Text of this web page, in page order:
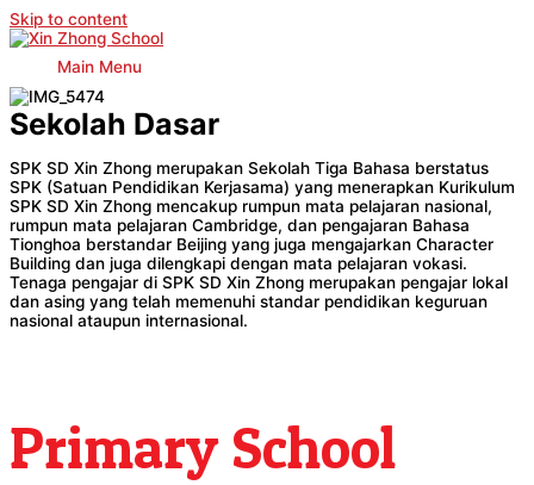
Skip to content
Main Menu
Sekolah Dasar
SPK SD Xin Zhong merupakan Sekolah Tiga Bahasa berstatus
SPK (Satuan Pendidikan Kerjasama) yang menerapkan Kurikulum
SPK SD Xin Zhong mencakup rumpun mata pelajaran nasional,
rumpun mata pelajaran Cambridge, dan pengajaran Bahasa
Tionghoa berstandar Beijing yang juga mengajarkan Character
Building dan juga dilengkapi dengan mata pelajaran vokasi.
Tenaga pengajar di SPK SD Xin Zhong merupakan pengajar lokal
dan asing yang telah memenuhi standar pendidikan keguruan
nasional ataupun internasional.
Primary School